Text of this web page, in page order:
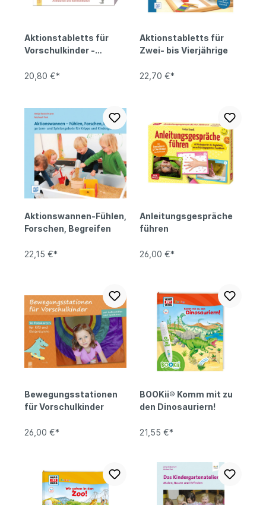
Aktionstabletts für
Vorschulkinder -
20,80 €*
Aktionstabletts für
Zwei- bis Vierjährige
22,70 €*
Aktionswannen-Fühlen,
Forschen, Begreifen
22,15 €*
Anleitungsgespräche
führen
26,00 €*
Bewegungsstationen
für Vorschulkinder
26,00 €*
BOOKii® Komm mit zu
den Dinosauriern!
21,55 €*